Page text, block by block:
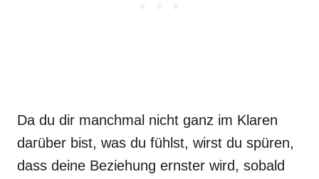
Da du dir manchmal nicht ganz im Klaren
darüber bist, was du fühlst, wirst du spüren,
dass deine Beziehung ernster wird, sobald